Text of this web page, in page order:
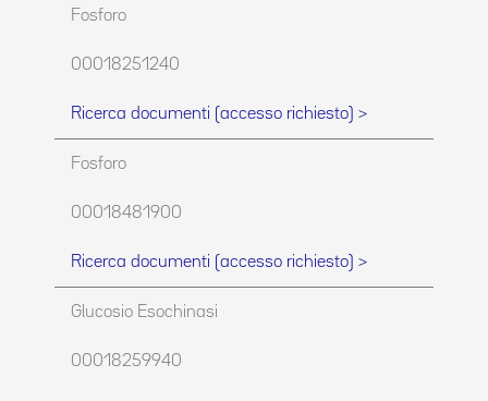
Fosforo
00018251240
Ricerca documenti (accesso richiesto) >
Fosforo
00018481900
Ricerca documenti (accesso richiesto) >
Glucosio Esochinasi
00018259940